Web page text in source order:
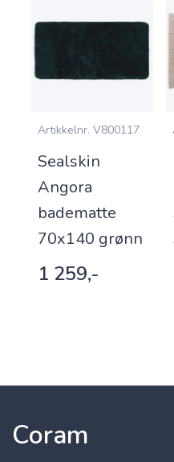
Artikkelnr. V800117
Sealskin
Angora
badematte
70x140 grønn
1 259,-
Coram